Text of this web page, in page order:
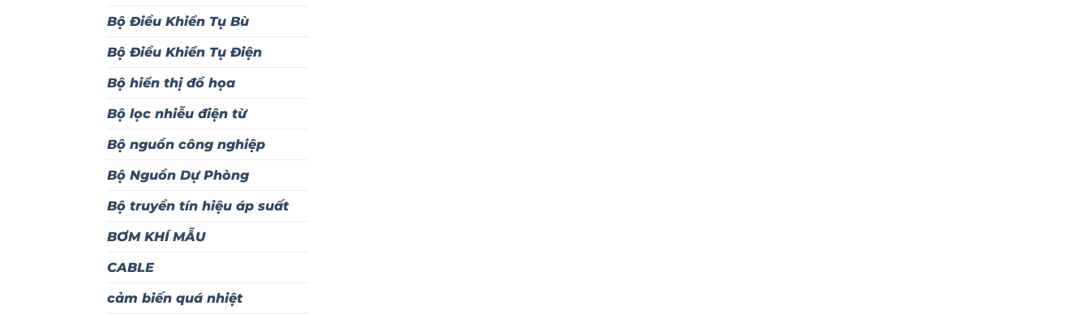
Bộ Điều Khiển Tụ Bù
Bộ Điều Khiển Tụ Điện
Bộ hiển thị đồ họa
Bộ lọc nhiễu điện từ
Bộ nguồn công nghiệp
Bộ Nguồn Dự Phòng
Bộ truyền tín hiệu áp suất
BƠM KHÍ MẪU
CABLE
cảm biến quá nhiệt